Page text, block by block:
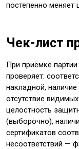
постепенно меняет
Чек-лист
При приёмке
проверяет:
накладной,
отсутствие
целостность
(выборочно),
сертификатов
несоответствий —